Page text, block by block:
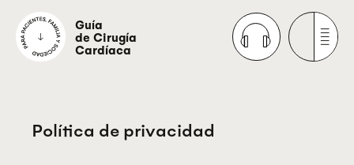
Guía
de Cirugía
Cardíaca
Política de privacidad